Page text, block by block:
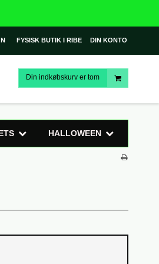
FYSISK BUTIK I RIBE DIN KONTO
Din indkøbskurv er tom
HALLOWEEN